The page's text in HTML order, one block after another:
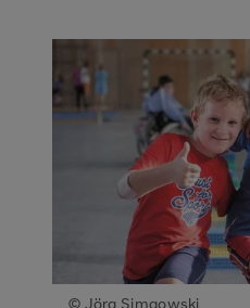
© Jörg Simaowski